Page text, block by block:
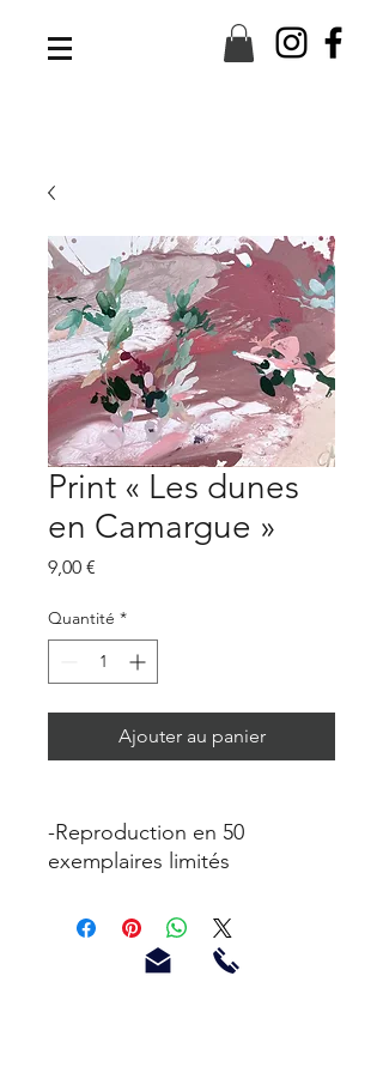
Print « Les dunes
en Camargue »
9,00 €
Quantité *
Ajouter au panier
-Reproduction en 50
exemplaires limités
Affiche tirée de l'oeuvre
originale « Les dunes en
Camargue » réalisée en 2023